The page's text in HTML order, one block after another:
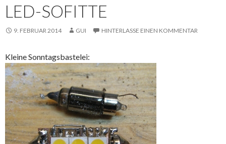
LED-SOFITTE
9. FEBRUAR 2014 GUI HINTERLASSE EINEN KOMMENTAR
Kleine Sonntagsbastelei: